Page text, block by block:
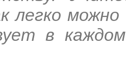
легко можно
в